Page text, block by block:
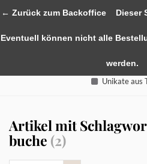
Unikate aus
Artikel mit
buche (2)
← Zurück zum BackofficeDieser
Eventuell können nicht alle
werden.